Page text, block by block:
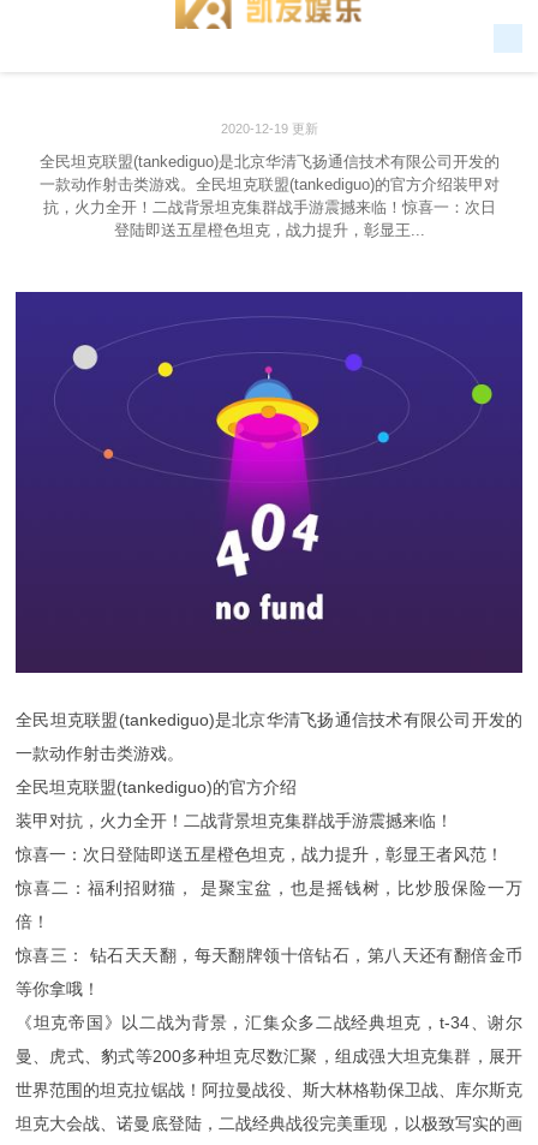
2020-12-19 更新
全民坦克联盟(tankediguo)是北京华清飞扬通信技术有限公司开发的
一款动作射击类游戏。全民坦克联盟(tankediguo)的官方介绍装甲对
抗，火力全开！二战背景坦克集群战手游震撼来临！惊喜一：次日
登陆即送五星橙色坦克，战力提升，彰显王...
全民坦克联盟(tankediguo)是北京华清飞扬通信技术有限公司开发的
一款动作射击类游戏。
全民坦克联盟(tankediguo)的官方介绍
装甲对抗，火力全开！二战背景坦克集群战手游震撼来临！
惊喜一：次日登陆即送五星橙色坦克，战力提升，彰显王者风范！
惊喜二：福利招财猫， 是聚宝盆，也是摇钱树，比炒股保险一万
倍！
惊喜三： 钻石天天翻，每天翻牌领十倍钻石，第八天还有翻倍金币
等你拿哦！
《坦克帝国》以二战为背景，汇集众多二战经典坦克，t-34、谢尔
曼、虎式、豹式等200多种坦克尽数汇聚，组成强大坦克集群，展开
世界范围的坦克拉锯战！阿拉曼战役、斯大林格勒保卫战、库尔斯克
坦克大会战、诺曼底登陆，二战经典战役完美重现，以极致写实的画